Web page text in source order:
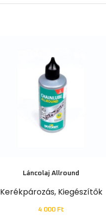
Láncolaj Allround
Kerékpározás, Kiegészítők
4 000 Ft